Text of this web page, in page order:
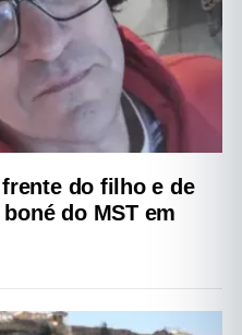
do filho e de
do MST em